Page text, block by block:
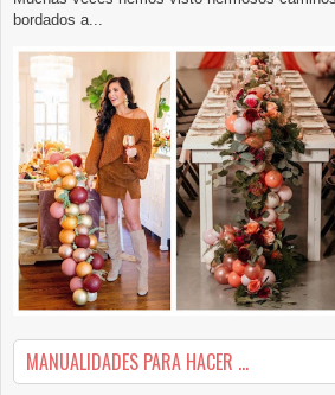
bordados a...
MANUALIDADES PARA HACER ...